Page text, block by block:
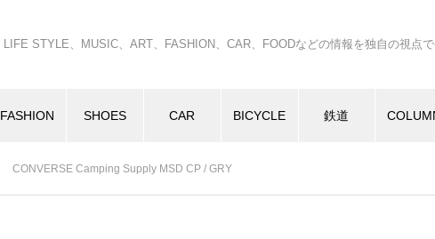
LIFE STYLE、MUSIC、ART、FASHION、CAR、FOODなどの情報を独自の視点
FASHION SHOES CAR BICYCLE 鉄道
CONVERSE Camping Supply MSD CP / GRY